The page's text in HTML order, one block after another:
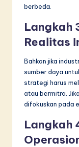
berbeda.
Langkah
Realitas
Bahkan jika
sumber daya
strategi harus
atau bermitra.
difokuskan pada
Langkah